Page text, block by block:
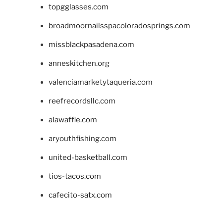
topgglasses.com
broadmoornailsspacoloradosprings.com
missblackpasadena.com
anneskitchen.org
valenciamarketytaqueria.com
reefrecordsllc.com
alawaffle.com
aryouthfishing.com
united-basketball.com
tios-tacos.com
cafecito-satx.com